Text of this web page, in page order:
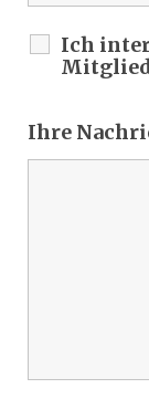
Ich
Ihre